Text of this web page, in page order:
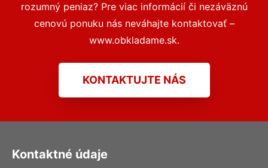
rozumný peniaz? Pre viac informácií či nezáväznú
cenovú ponuku nás neváhajte kontaktovať –
www.obkladame.sk.
KONTAKTUJTE NÁS
Kontaktné údaje